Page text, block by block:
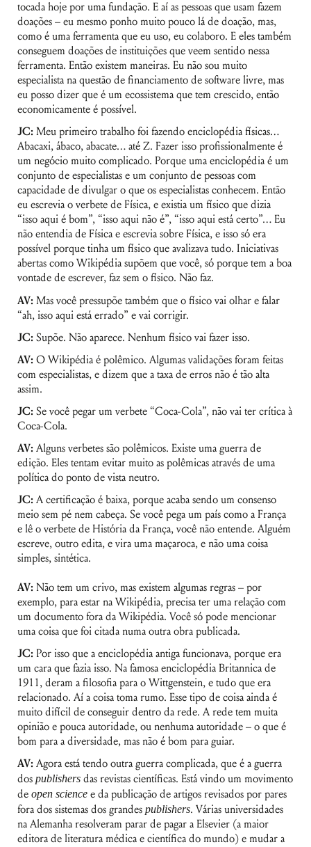
tocada hoje por uma fundação. E aí as pessoas que usam fazem
doações – eu mesmo ponho muito pouco lá de doação, mas,
como é uma ferramenta que eu uso, eu colaboro. E eles também
conseguem doações de instituições que veem sentido nessa
ferramenta. Então existem maneiras. Eu não sou muito
especialista na questão de financiamento de software livre, mas
eu posso dizer que é um ecossistema que tem crescido, então
economicamente é possível.
JC: Meu primeiro trabalho foi fazendo enciclopédia físicas…
Abacaxi, ábaco, abacate… até Z. Fazer isso profissionalmente é
um negócio muito complicado. Porque uma enciclopédia é um
conjunto de especialistas e um conjunto de pessoas com
capacidade de divulgar o que os especialistas conhecem. Então
eu escrevia o verbete de Física, e existia um físico que dizia
“isso aqui é bom”, “isso aqui não é”, “isso aqui está certo”… Eu
não entendia de Física e escrevia sobre Física, e isso só era
possível porque tinha um físico que avalizava tudo. Iniciativas
abertas como Wikipédia supõem que você, só porque tem a boa
vontade de escrever, faz sem o físico. Não faz.
AV: Mas você pressupõe também que o físico vai olhar e falar
“ah, isso aqui está errado” e vai corrigir.
JC: Supõe. Não aparece. Nenhum físico vai fazer isso.
AV: O Wikipédia é polêmico. Algumas validações foram feitas
com especialistas, e dizem que a taxa de erros não é tão alta
assim.
JC: Se você pegar um verbete “Coca-Cola”, não vai ter crítica à
Coca-Cola.
AV: Alguns verbetes são polêmicos. Existe uma guerra de
edição. Eles tentam evitar muito as polêmicas através de uma
política do ponto de vista neutro.
JC: A certificação é baixa, porque acaba sendo um consenso
meio sem pé nem cabeça. Se você pega um país como a França
e lê o verbete de História da França, você não entende. Alguém
escreve, outro edita, e vira uma maçaroca, e não uma coisa
simples, sintética.
AV: Não tem um crivo, mas existem algumas regras – por
exemplo, para estar na Wikipédia, precisa ter uma relação com
um documento fora da Wikipédia. Você só pode mencionar
uma coisa que foi citada numa outra obra publicada.
JC: Por isso que a enciclopédia antiga funcionava, porque era
um cara que fazia isso. Na famosa enciclopédia Britannica de
1911, deram a filosofia para o Wittgenstein, e tudo que era
relacionado. Aí a coisa toma rumo. Esse tipo de coisa ainda é
muito difícil de conseguir dentro da rede. A rede tem muita
opinião e pouca autoridade, ou nenhuma autoridade – o que é
bom para a diversidade, mas não é bom para guiar.
AV:Agora está tendo outra guerra complicada, que é a guerra
dospublishersdas revistas científicas. Está vindo um movimento
deopen sciencee da publicação de artigos revisados por pares
fora dos sistemas dos grandespublishers. Várias universidades
na Alemanha resolveram parar de pagar a Elsevier (a maior
editora de literatura médica e científica do mundo) e mudar a
Nome de usuário ou endereço de e-